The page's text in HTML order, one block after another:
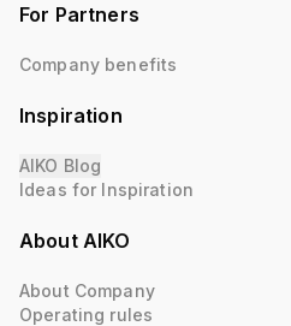
For Partners
Company benefits
Inspiration
AIKO Blog
Ideas for Inspiration
About AIKO
About Company
Operating rules